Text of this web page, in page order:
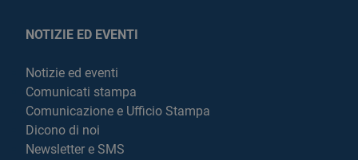
NOTIZIE ED EVENTI
Notizie ed eventi
Comunicati stampa
Comunicazione e Ufficio Stampa
Dicono di noi
Newsletter e SMS